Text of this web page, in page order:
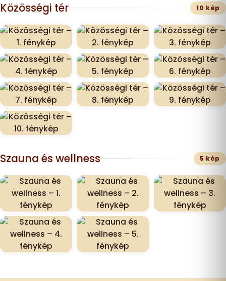
Közösségi tér 10 kép
Szauna és wellness 5 kép